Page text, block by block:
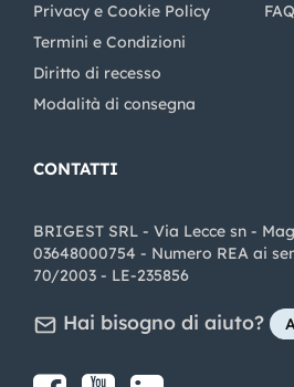
Privacy e Cookie Policy
Termini e Condizioni
Diritto di recesso
Modalità di consegna
FAQ
CONTATTI
BRIGEST SRL - Via Lecce sn -
03648000754 - Numero REA ai
70/2003 - LE-235856
Hai bisogno di aiuto?
Share on Facebook
Share on youtube